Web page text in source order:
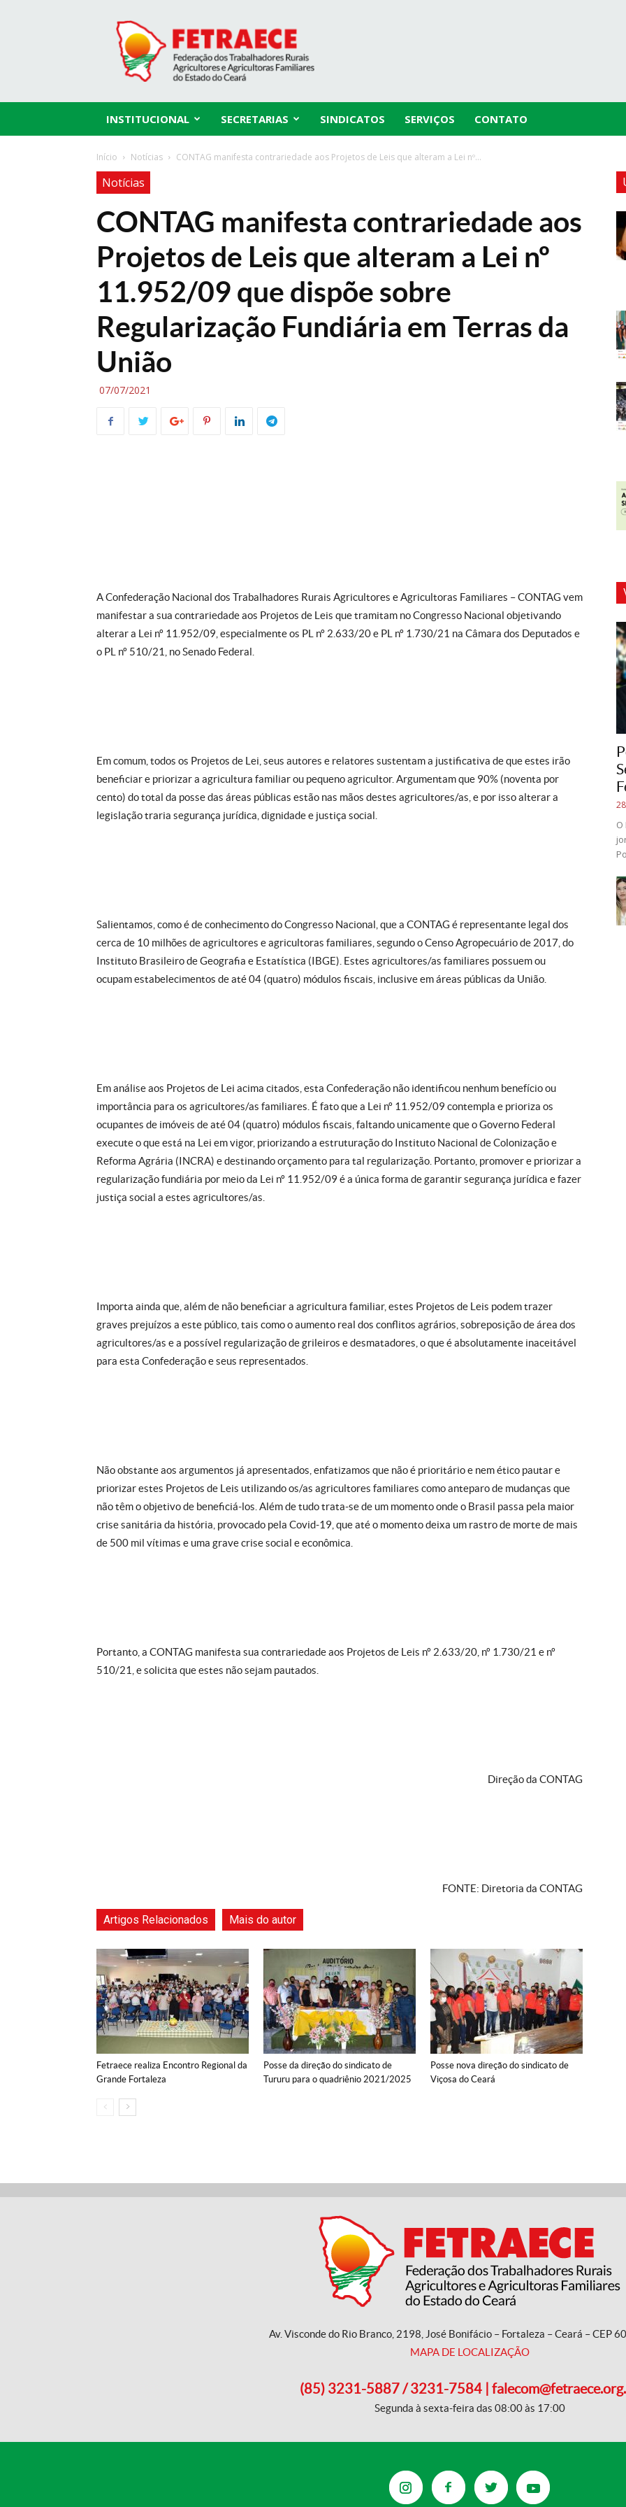
Fetraece
INSTITUCIONAL SECRETARIAS SINDICATOS SERVIÇOS CONTATO
Início Notícias CONTAG manifesta contrariedade aos Projetos de Leis que alteram a Lei nº...
Notícias
CONTAG manifesta contrariedade aos
Projetos de Leis que alteram a Lei nº
11.952/09 que dispõe sobre
Regularização Fundiária em Terras da
União
07/07/2021
A Confederação Nacional dos Trabalhadores Rurais Agricultores e Agricultoras Familiares – CONTAG vem
manifestar a sua contrariedade aos Projetos de Leis que tramitam no Congresso Nacional objetivando
alterar a Lei nº 11.952/09, especialmente os PL nº 2.633/20 e PL nº 1.730/21 na Câmara dos Deputados e
o PL nº 510/21, no Senado Federal.
Em comum, todos os Projetos de Lei, seus autores e relatores sustentam a justificativa de que estes irão
beneficiar e priorizar a agricultura familiar ou pequeno agricultor. Argumentam que 90% (noventa por
cento) do total da posse das áreas públicas estão nas mãos destes agricultores/as, e por isso alterar a
legislação traria segurança jurídica, dignidade e justiça social.
Salientamos, como é de conhecimento do Congresso Nacional, que a CONTAG é representante legal dos
cerca de 10 milhões de agricultores e agricultoras familiares, segundo o Censo Agropecuário de 2017, do
Instituto Brasileiro de Geografia e Estatística (IBGE). Estes agricultores/as familiares possuem ou
ocupam estabelecimentos de até 04 (quatro) módulos fiscais, inclusive em áreas públicas da União.
Em análise aos Projetos de Lei acima citados, esta Confederação não identificou nenhum benefício ou
importância para os agricultores/as familiares. É fato que a Lei nº 11.952/09 contempla e prioriza os
ocupantes de imóveis de até 04 (quatro) módulos fiscais, faltando unicamente que o Governo Federal
execute o que está na Lei em vigor, priorizando a estruturação do Instituto Nacional de Colonização e
Reforma Agrária (INCRA) e destinando orçamento para tal regularização. Portanto, promover e priorizar a
regularização fundiária por meio da Lei nº 11.952/09 é a única forma de garantir segurança jurídica e fazer
justiça social a estes agricultores/as.
Importa ainda que, além de não beneficiar a agricultura familiar, estes Projetos de Leis podem trazer
graves prejuízos a este público, tais como o aumento real dos conflitos agrários, sobreposição de área dos
agricultores/as e a possível regularização de grileiros e desmatadores, o que é absolutamente inaceitável
para esta Confederação e seus representados.
Não obstante aos argumentos já apresentados, enfatizamos que não é prioritário e nem ético pautar e
priorizar estes Projetos de Leis utilizando os/as agricultores familiares como anteparo de mudanças que
não têm o objetivo de beneficiá-los. Além de tudo trata-se de um momento onde o Brasil passa pela maior
crise sanitária da história, provocado pela Covid-19, que até o momento deixa um rastro de morte de mais
de 500 mil vítimas e uma grave crise social e econômica.
Portanto, a CONTAG manifesta sua contrariedade aos Projetos de Leis nº 2.633/20, nº 1.730/21 e nº
510/21, e solicita que estes não sejam pautados.
Direção da CONTAG
FONTE: Diretoria da CONTAG
Artigos Relacionados Mais do autor
Fetraece realiza Encontro Regional da
Grande Fortaleza
Posse da direção do sindicato de
Tururu para o quadriênio 2021/2025
Posse nova direção do sindicato de
Viçosa do Ceará
Av. Visconde do Rio Branco, 2198, José Bonifácio – Fortaleza – Ceará – CEP
MAPA DE LOCALIZAÇÃO
(85) 3231-5887 / 3231-7584 |
Segunda à sexta-feira das 08:00 às 17:00